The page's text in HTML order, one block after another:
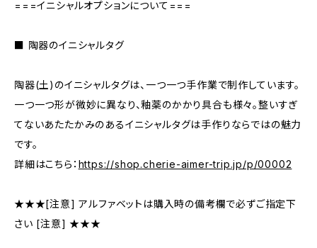
===イニシャルオプションについて===
■ 陶器のイニシャルタグ
陶器(土)のイニシャルタグは、一つ一つ手作業で制作しています。
一つ一つ形が微妙に異なり、釉薬のかかり具合も様々。整いすぎ
てないあたたかみのあるイニシャルタグは手作りならではの魅力
です。
詳細はこちら： https://shop.cherie-aimer-trip.jp/p/00002
★★★[注意] アルファベットは購入時の備考欄で必ずご指定下
さい [注意] ★★★